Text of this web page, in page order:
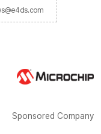
Sponsored Company